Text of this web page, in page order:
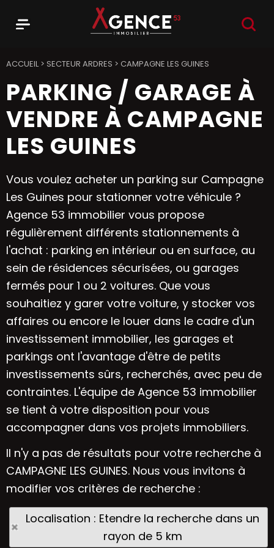
ACCUEIL> SECTEUR ARDRES > CAMPAGNE LES GUINES
PARKING / GARAGE À
VENDRE À CAMPAGNE
LES GUINES
Vous voulez acheter un parking sur Campagne
Les Guines pour stationner votre véhicule ?
Agence 53 immobilier vous propose
régulièrement différents stationnements à
l'achat : parking en intérieur ou en surface, au
sein de résidences sécurisées, ou garages
fermés pour 1 ou 2 voitures. Que vous
souhaitiez y garer votre voiture, y stocker vos
affaires ou encore le louer dans le cadre d'un
investissement immobilier, les garages et
parkings ont l'avantage d'être de petits
investissements sûrs, recherchés, avec peu de
contraintes. L'équipe de Agence 53 immobilier
se tient à votre disposition pour vous
accompagner dans vos projets immobiliers.
Il n'y a pas de résultats pour votre recherche à
CAMPAGNE LES GUINES. Nous vous invitons à
modifier vos critères de recherche :
Localisation : Etendre la recherche dans un
rayon de 5 km